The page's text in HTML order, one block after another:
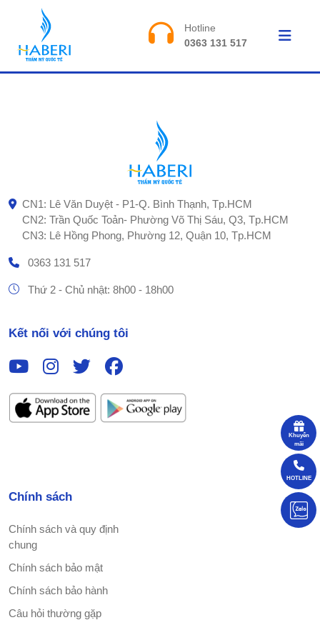
Hotline
0363 131 517
CN1: Lê Văn Duyệt - P1-Q. Bình Thạnh, Tp.HCM
CN2: Trần Quốc Toản- Phường Võ Thị Sáu, Q3, Tp.HCM
CN3: Lê Hồng Phong, Phường 12, Quận 10, Tp.HCM
0363 131 517
Thứ 2 - Chủ nhật: 8h00 - 18h00
Kết nối với chúng tôi
Chính sách
Chính sách và quy định
chung
Chính sách bảo mật
Chính sách bảo hành
Câu hỏi thường gặp
Khuyến
mãi
HOTLINE